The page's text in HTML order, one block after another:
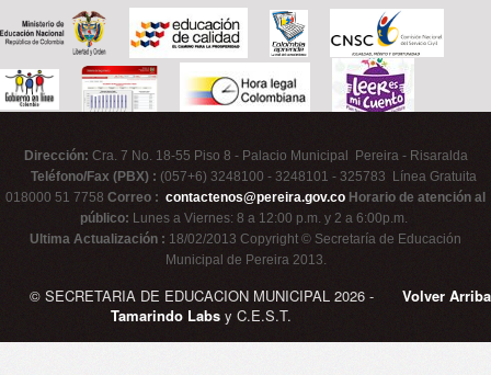
Dirección: Cra. 7 No. 18-55 Piso 8 - Palacio Municipal Pereira - Risaralda
Teléfono/Fax (PBX) : (057+6) 3248100 - 3248101 - 325783 Línea Gratuita
018000 51 7758 Correo : contactenos@pereira.gov.co Horario de atención al
público: Lunes a Viernes: 8 a 12:00 p.m. y 2 a 6:00p.m.
Ultima Actualización : 18/02/2013 Copyright © Secretaría de Educación
Municipal de Pereira 2013.
Volver Arriba
© SECRETARIA DE EDUCACION MUNICIPAL 2026 -
Tamarindo Labs y C.E.S.T.